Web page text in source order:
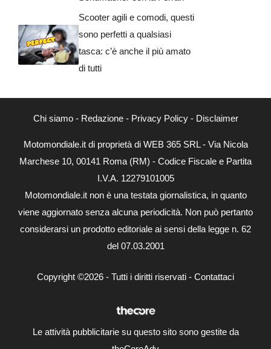
Scooter agili e comodi, questi
sono perfetti a qualsiasi
tasca: c’è anche il più amato
di tutti
Chi siamo- Redazione- Privacy Policy- Disclaimer
Motomondiale.it di proprietà di WEB 365 SRL - Via Nicola
Marchese 10, 00141 Roma (RM) - Codice Fiscale e Partita
I.V.A. 12279101005
Motomondiale.it non è una testata giornalistica, in quanto
viene aggiornato senza alcuna periodicità. Non può pertanto
considerarsi un prodotto editoriale ai sensi della legge n. 62
del 07.03.2001
Copyright ©2026 - Tutti i diritti riservati - Contattaci
Le attività pubblicitarie su questo sito sono gestite da